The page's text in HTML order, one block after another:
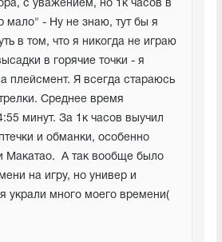
с уважением, но 1к часов в
мало" - Ну не знаю, тут бы я
в том, что я никогда не играю
в горячие точки - я
плейсмент. Я всегда стараюсь
Среднее время
минут. За 1к часов выучил
и обманки, особенно
Макатао.  А так вообще было
на игру, но универ и
украли много моего времени(